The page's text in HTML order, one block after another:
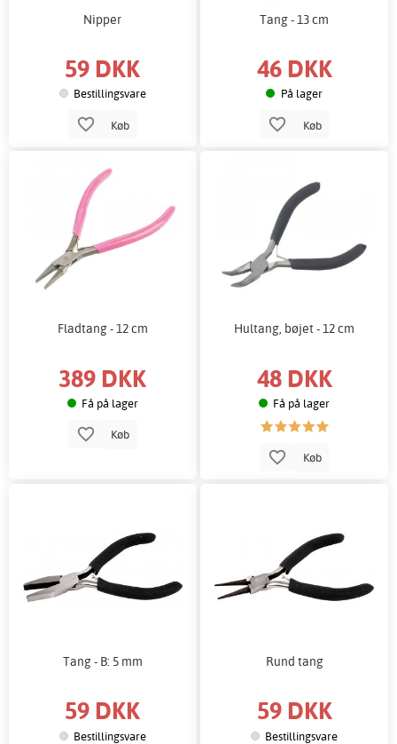
Nipper
59 DKK
Bestillingsvare
Køb
Tang - 13 cm
46 DKK
På lager
Køb
Fladtang - 12 cm
389 DKK
Få på lager
Køb
Hultang, bøjet - 12 cm
48 DKK
Få på lager
Køb
Tang - B: 5 mm
59 DKK
Bestillingsvare
Rund tang
59 DKK
Bestillingsvare